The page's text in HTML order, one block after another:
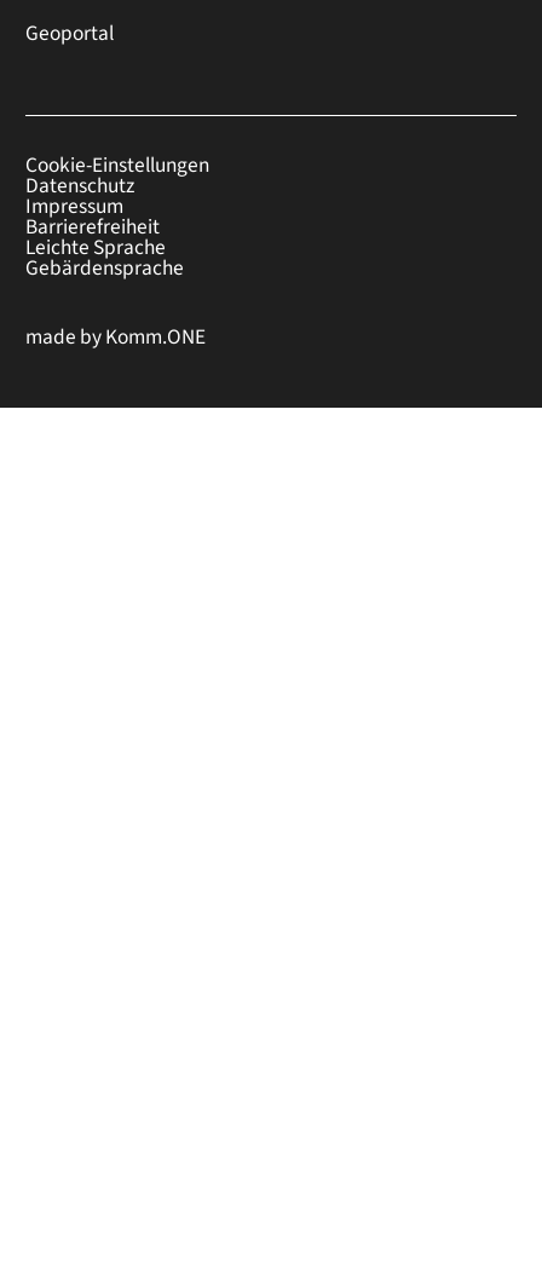
Geoportal
Cookie-Einstellungen
Datenschutz
Impressum
Barrierefreiheit
Leichte Sprache
Gebärdensprache
made byKomm.ONE